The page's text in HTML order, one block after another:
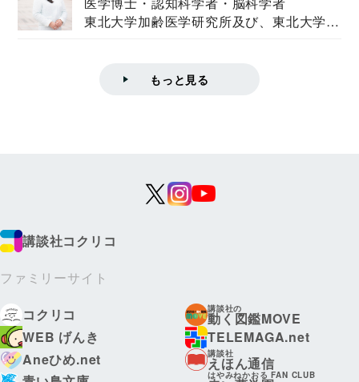
東北大学加齢医学研究所及び、東北大学大
もっと見る
講談社コクリコ
ファミリーサイト
コクリコ
講談社の
動く図鑑MOVE
WEB げんき
TELEMAGA.net
Aneひめ.net
講談社
えほん通信
はやみねかおる FAN CLUB